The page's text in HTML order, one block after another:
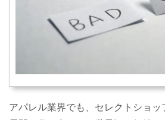
アパレル業界でも、セレクトショ